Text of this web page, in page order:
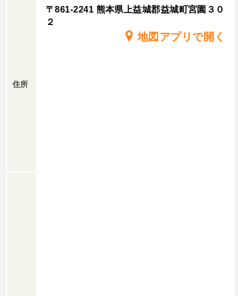
住所
〒861-2241 熊本県上益城郡益城町宮園３０
２
地図アプリで開く